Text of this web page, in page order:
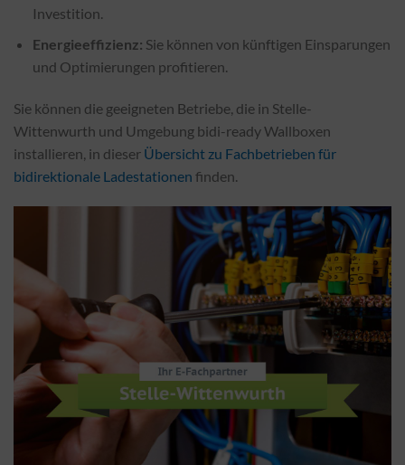
Investition.
Energieeffizienz: Sie können von künftigen Einsparungen
und Optimierungen profitieren.
Sie können die geeigneten Betriebe, die in Stelle-
Wittenwurth und Umgebung bidi-ready Wallboxen
installieren, in dieser Übersicht zu Fachbetrieben für
bidirektionale Ladestationen finden.